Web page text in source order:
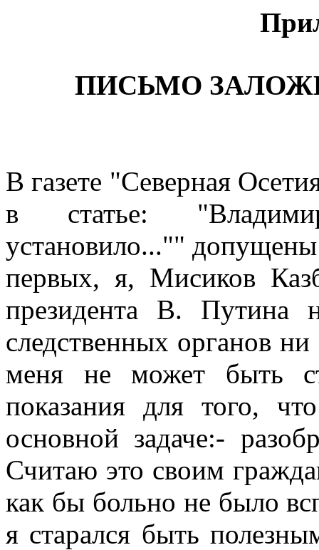
ПИСЬМО
В газете "Северная
в статье:
установило...""
первых, я, Мисиков
президента В. Путина
следственных органов
меня не может быть
показания для того,
основной задаче:-
Считаю это своим
как бы больно не было
я старался быть